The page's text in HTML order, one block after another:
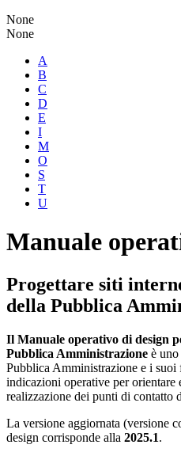
None
None
A
B
C
D
E
I
M
O
S
T
U
Manuale
Progettare siti
della Pubblica
Il Manuale operativo di design
Pubblica Amministrazione è
Pubblica Amministrazione e i
indicazioni operative per orientare
realizzazione dei punti di contatto
La versione aggiornata (versione
design corrisponde alla 2025.1.